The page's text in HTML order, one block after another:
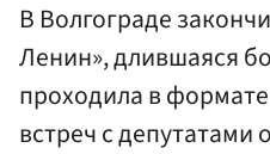
В Волгограде
Ленин», длившаяся
проходила в
встреч с депутатами